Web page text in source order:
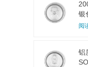
银
阅
铝